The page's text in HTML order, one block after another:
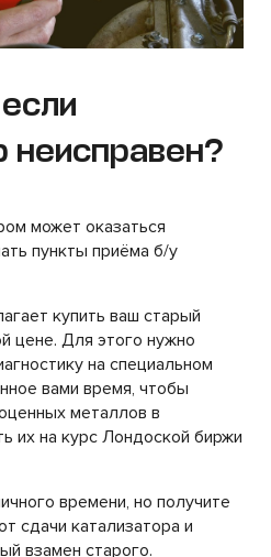
неисправен?
может оказаться
пункты приёма б/у
купить ваш старый
цене. Для этого нужно
на специальном
вами время, чтобы
металлов в
их на курс Лондоской биржи
времени, но получите
сдачи катализатора и
взамен старого.